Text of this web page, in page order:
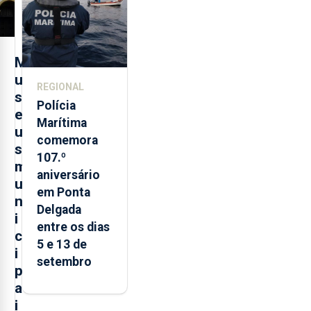
M
u
s
e
u
s
m
u
n
i
c
i
p
a
i
turística
REGIONAL
Polícia
Marítima
comemora
107.º
aniversário
em Ponta
Delgada
entre os dias
5 e 13 de
setembro